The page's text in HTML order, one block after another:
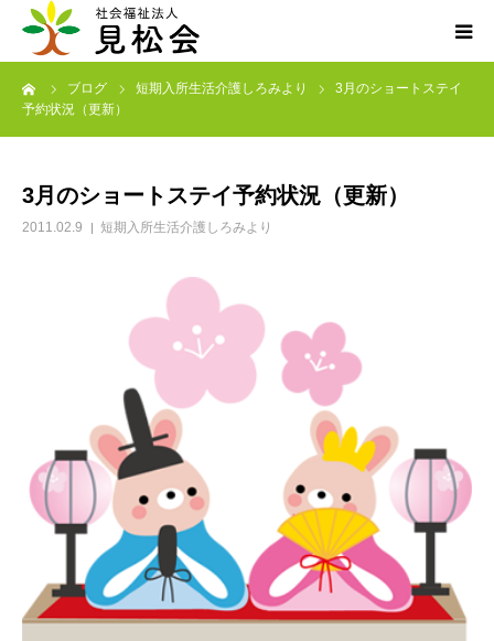
ブログ 短期入所生活介護しろみより
3月のショートステイ
予約状況（更新）
3月のショートステイ予約状況（更新）
2011.02.9 短期入所生活介護しろみより
ブログ
サービス内容
求人・ボランティア
お知らせ